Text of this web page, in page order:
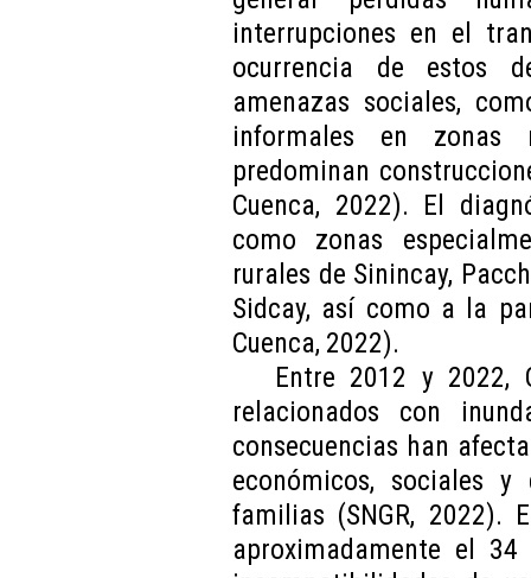
interrupciones en el
ocurrencia de estos
amenazas sociales,
informales en zonas
predominan
Cuenca, 2022). El
como zonas
rurales de Sinincay,
Sidcay, así como a la
Cuenca, 2022).
Entre 2012 y 2022,
relacionados con
consecuencias han
económicos, sociales
familias (SNGR, 2022).
aproximadamente el